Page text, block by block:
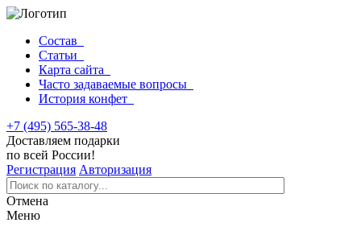
Состав
Статьи
Карта сайта
Часто задаваемые вопросы
История конфет
+7 (495) 565-38-48
Доставляем подарки
по всей России!
Регистрация Авторизация
Отмена
Меню